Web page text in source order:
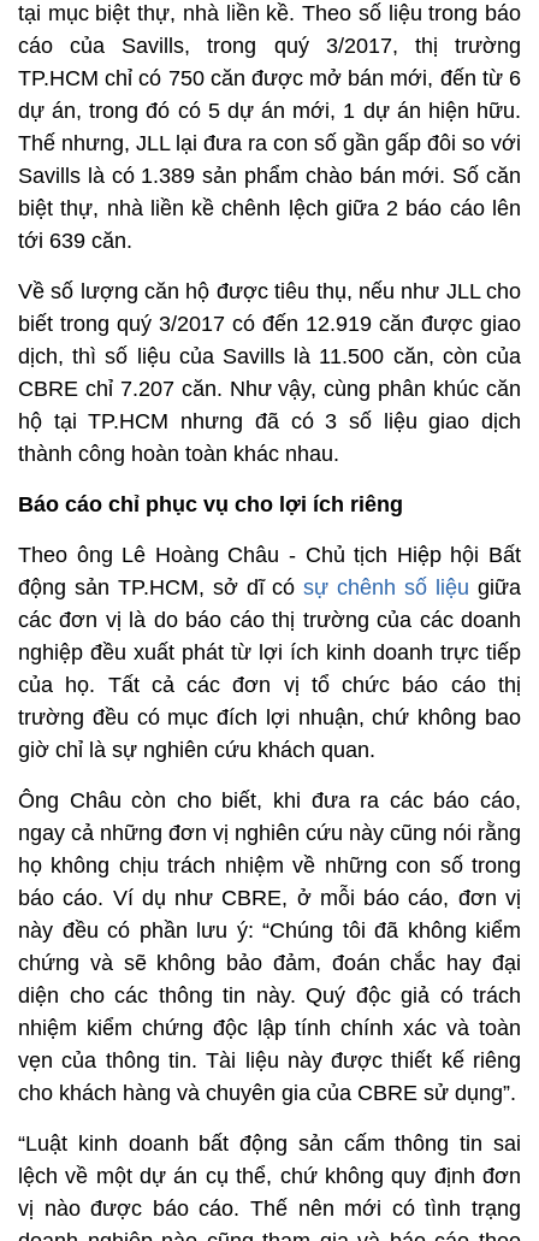
tại mục biệt thự, nhà liền kề. Theo số liệu trong báo
cáo của Savills, trong quý 3/2017, thị trường
TP.HCM chỉ có 750 căn được mở bán mới, đến từ 6
dự án, trong đó có 5 dự án mới, 1 dự án hiện hữu.
Thế nhưng, JLL lại đưa ra con số gần gấp đôi so với
Savills là có 1.389 sản phẩm chào bán mới. Số căn
biệt thự, nhà liền kề chênh lệch giữa 2 báo cáo lên
tới 639 căn.
Về số lượng căn hộ được tiêu thụ, nếu như JLL cho
biết trong quý 3/2017 có đến 12.919 căn được giao
dịch, thì số liệu của Savills là 11.500 căn, còn của
CBRE chỉ 7.207 căn. Như vậy, cùng phân khúc căn
hộ tại TP.HCM nhưng đã có 3 số liệu giao dịch
thành công hoàn toàn khác nhau.
Báo cáo chỉ phục vụ cho lợi ích riêng
Theo ông Lê Hoàng Châu - Chủ tịch Hiệp hội Bất
động sản TP.HCM, sở dĩ cósự chênh số liệugiữa
các đơn vị là do báo cáo thị trường của các doanh
nghiệp đều xuất phát từ lợi ích kinh doanh trực tiếp
của họ. Tất cả các đơn vị tổ chức báo cáo thị
trường đều có mục đích lợi nhuận, chứ không bao
giờ chỉ là sự nghiên cứu khách quan.
Ông Châu còn cho biết, khi đưa ra các báo cáo,
ngay cả những đơn vị nghiên cứu này cũng nói rằng
họ không chịu trách nhiệm về những con số trong
báo cáo. Ví dụ như CBRE, ở mỗi báo cáo, đơn vị
này đều có phần lưu ý: “Chúng tôi đã không kiểm
chứng và sẽ không bảo đảm, đoán chắc hay đại
diện cho các thông tin này. Quý độc giả có trách
nhiệm kiểm chứng độc lập tính chính xác và toàn
vẹn của thông tin. Tài liệu này được thiết kế riêng
cho khách hàng và chuyên gia của CBRE sử dụng”.
“Luật kinh doanh bất động sản cấm thông tin sai
lệch về một dự án cụ thể, chứ không quy định đơn
vị nào được báo cáo. Thế nên mới có tình trạng